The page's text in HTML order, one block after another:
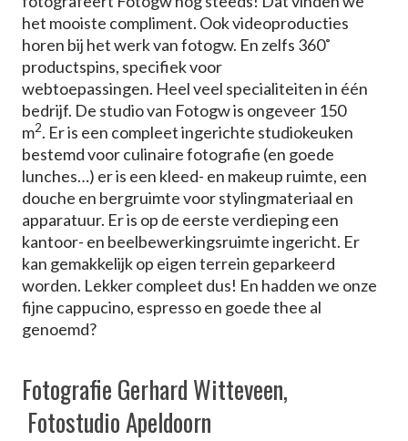
het mooiste compliment. Ook videoproducties
horen bij het werk van fotogw. En zelfs 360˚
productspins, specifiek voor
webtoepassingen. Heel veel specialiteiten in één
bedrijf. De studio van Fotogw is ongeveer 150
m2. Er is een compleet ingerichte studiokeuken
bestemd voor culinaire fotografie (en goede
lunches…) er is een kleed- en makeup ruimte, een
douche en bergruimte voor stylingmateriaal en
apparatuur. Er is op de eerste verdieping een
kantoor- en beelbewerkingsruimte ingericht. Er
kan gemakkelijk op eigen terrein geparkeerd
worden. Lekker compleet dus! En hadden we onze
fijne cappucino, espresso en goede thee al
genoemd?
Fotografie Gerhard Witteveen,
Fotostudio Apeldoorn